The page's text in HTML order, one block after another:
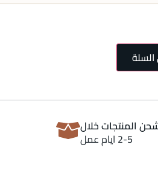
المنتجات خلال
2-5 ايام عمل